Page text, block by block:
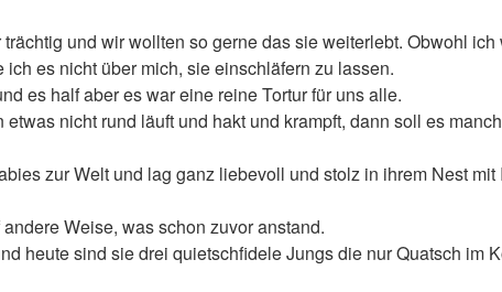
und wir wollten so gerne das sie weiterlebt. Obwohl
es nicht über mich, sie einschläfern zu lassen.
es half aber es war eine reine Tortur für uns alle.
nicht rund läuft und hakt und krampft, dann soll es
zur Welt und lag ganz liebevoll und stolz in ihrem Nest mit
Weise, was schon zuvor anstand.
heute sind sie drei quietschfidele Jungs die nur Quatsch im